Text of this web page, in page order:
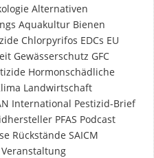
Alternativen
Aquakultur Bienen
Chlorpyrifos EDCs EU
Gewässerschutz GFC
Hormonschädliche
Landwirtschaft
International Pestizid-Brief
PFAS Podcast
Rückstände SAICM
Veranstaltung